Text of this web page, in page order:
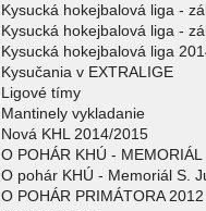
Kysucká hokejbalová liga -
Kysucká hokejbalová liga -
Kysucká hokejbalová liga
Kysučania v EXTRALIGE
Ligové tímy
Mantinely vykladanie
Nová KHL 2014/2015
O POHÁR KHÚ - MEMORIÁL
O pohár KHÚ - Memoriál S.
O POHÁR PRIMÁTORA 2012